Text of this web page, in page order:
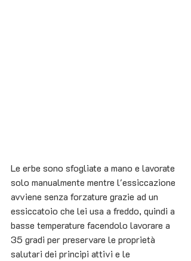
Le erbe sono sfogliate a mano e lavorate
solo manualmente mentre l'essiccazione
avviene senza forzature grazie ad un
essiccatoio che lei usa a freddo, quindi a
basse temperature facendolo lavorare a
35 gradi per preservare le proprietà
salutari dei principi attivi e le